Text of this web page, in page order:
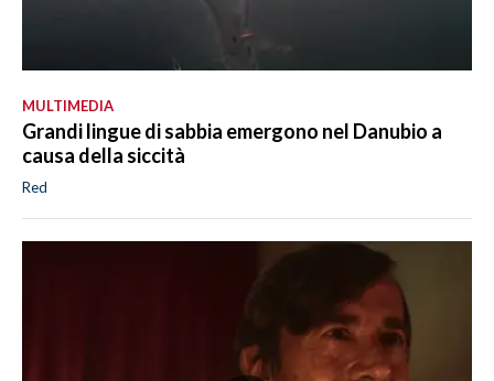
MULTIMEDIA
Grandi lingue di sabbia emergono nel Danubio a
causa della siccità
Red